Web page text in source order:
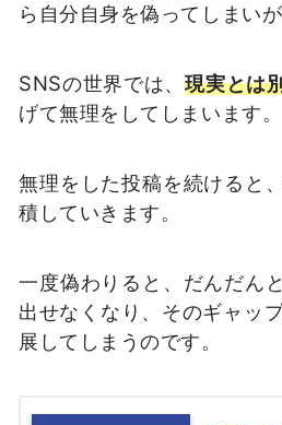
ら自分自身を偽ってしまいが
SNSの世界では、現実とは
げて無理をしてしまいます。
無理をした投稿を続けると
積していきます。
一度偽わりると、だんだん
出せなくなり、そのギャッ
展してしまうのです。